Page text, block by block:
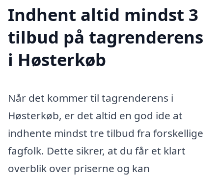
Indhent altid mindst 3
tilbud på tagrenderens
i Høsterkøb
Når det kommer til tagrenderens i
Høsterkøb, er det altid en god ide at
indhente mindst tre tilbud fra forskellige
fagfolk. Dette sikrer, at du får et klart
overblik over priserne og kan